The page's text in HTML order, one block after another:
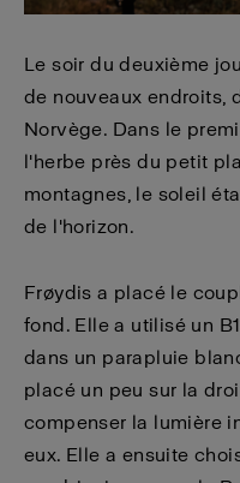
Le soir du deuxième
de nouveaux endroits,
Norvège. Dans le
l'herbe près du petit
montagnes, le soleil
de l'horizon.
Frøydis a placé le
fond. Elle a utilisé un
dans un parapluie
placé un peu sur la
compenser la lumière
eux. Elle a ensuite